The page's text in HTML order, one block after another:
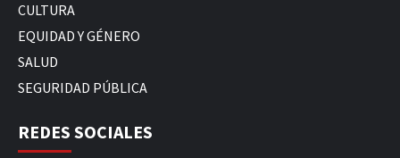
CULTURA
EQUIDAD Y GÉNERO
SALUD
SEGURIDAD PÚBLICA
REDES SOCIALES